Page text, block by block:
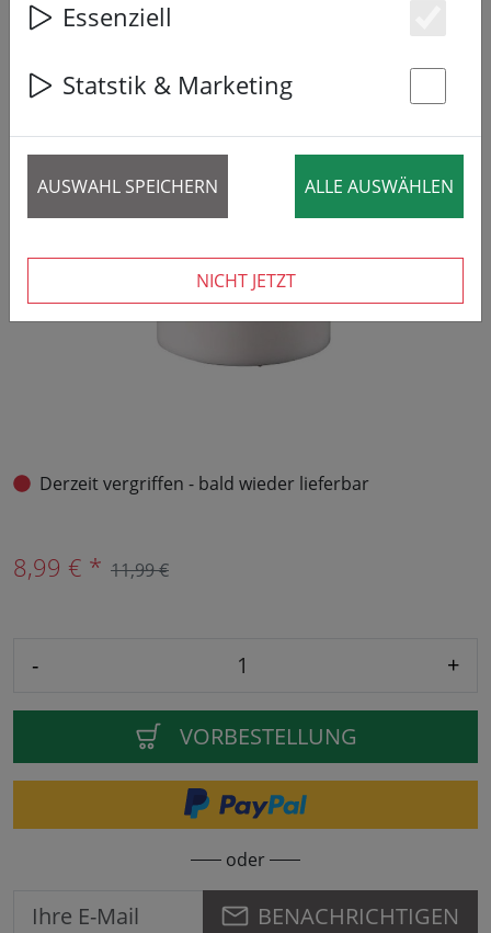
25% SPAREN
Derzeit vergriffen - bald wieder lieferbar
8,99 € * 11,99 €
- +
VORBESTELLUNG
oder
BENACHRICHTIGEN
Essenziell
Statstik & Marketing
AUSWAHL SPEICHERN ALLE AUSWÄHLEN
NICHT JETZT